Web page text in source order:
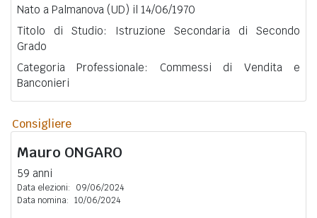
Nato a Palmanova (UD) il 14/06/1970
Titolo di Studio: Istruzione Secondaria di Secondo
Grado
Categoria Professionale: Commessi di Vendita e
Banconieri
Consigliere
Mauro ONGARO
59 anni
Data elezioni:
09/06/2024
Data nomina: 10/06/2024